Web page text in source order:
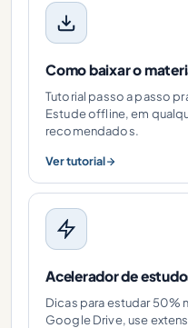
Como baixar o
Tutorial passo a passo
Estude offline, em
recomendados.
Ver tutorial
Acelerador de
Dicas para estudar 50%
Google Drive, use